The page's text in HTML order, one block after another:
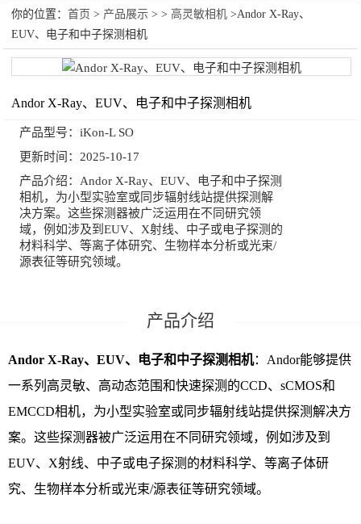
你的位置：首页 > 产品展示 > > 高灵敏相机 >Andor X-Ray、
EUV、电子和中子探测相机
Andor X-Ray、EUV、电子和中子探测相机
产品型号： iKon-L SO
更新时间： 2025-10-17
产品介绍： Andor X-Ray、EUV、电子和中子探测
相机，为小型实验室或同步辐射线站提供探测解
决方案。这些探测器被广泛运用在不同研究领
域，例如涉及到EUV、X射线、中子或电子探测的
材料科学、等离子体研究、生物样本分析或光束/
源表征等研究领域。
Andor X-Ray、EUV、电子和中子探测相机：Andor能够提供
一系列高灵敏、高动态范围和快速探测的CCD、sCMOS和
EMCCD相机，为小型实验室或同步辐射线站提供探测解决方
案。这些探测器被广泛运用在不同研究领域，例如涉及到
EUV、X射线、中子或电子探测的材料科学、等离子体研
究、生物样本分析或光束/源表征等研究领域。